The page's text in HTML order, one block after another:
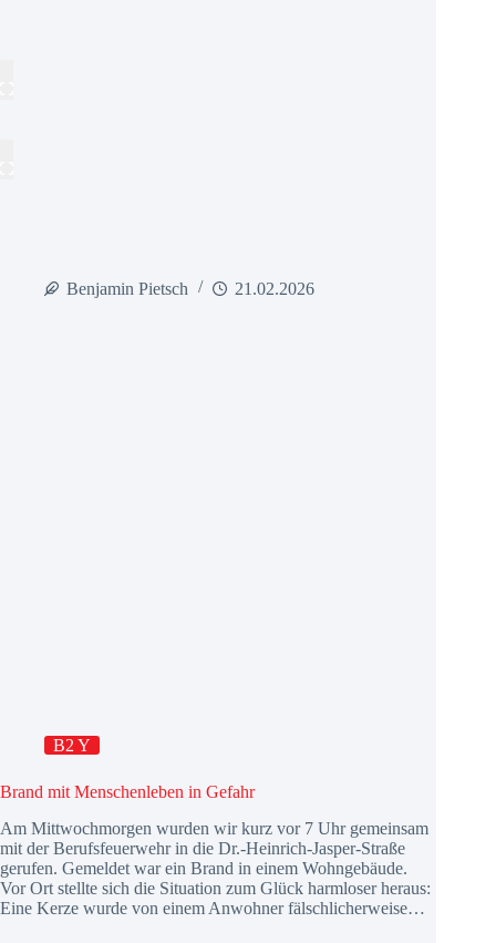
Benjamin Pietsch 21.02.2026
B2 Y
Brand mit Menschenleben in Gefahr
Am Mittwochmorgen wurden wir kurz vor 7 Uhr gemeinsam
mit der Berufsfeuerwehr in die Dr.-Heinrich-Jasper-Straße
gerufen. Gemeldet war ein Brand in einem Wohngebäude.
Vor Ort stellte sich die Situation zum Glück harmloser heraus:
Eine Kerze wurde von einem Anwohner fälschlicherweise…